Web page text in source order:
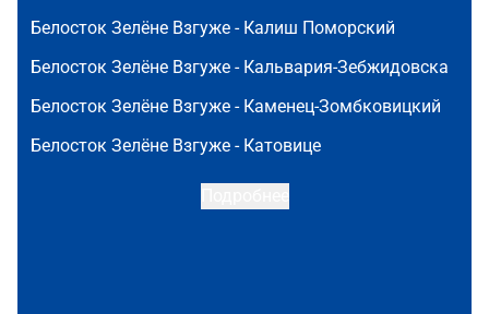
Белосток Зелёне Взгуже - Калиш Поморский
Белосток Зелёне Взгуже - Кальвария-Зебжидовска
Белосток Зелёне Взгуже - Каменец-Зомбковицкий
Белосток Зелёне Взгуже - Катовице